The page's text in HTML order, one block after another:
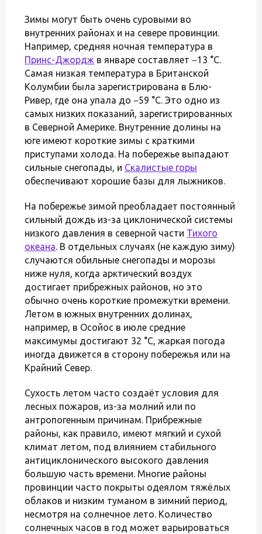
Зимы могут быть очень суровыми во
внутренних районах и на севере провинции.
Например, средняя ночная температура в
Принс-Джордж в январе составляет −13 °C.
Самая низкая температура в Британской
Колумбии была зарегистрирована в Блю-
Ривер, где она упала до −59 °C. Это одно из
самых низких показаний, зарегистрированных
в Северной Америке. Внутренние долины на
юге имеют короткие зимы с краткими
приступами холода. На побережье выпадают
сильные снегопады, и Скалистые горы
обеспечивают хорошие базы для лыжников.
На побережье зимой преобладает постоянный
сильный дождь из-за циклонической системы
низкого давления в северной части Тихого
океана. В отдельных случаях (не каждую зиму)
случаются обильные снегопады и морозы
ниже нуля, когда арктический воздух
достигает прибрежных районов, но это
обычно очень короткие промежутки времени.
Летом в южных внутренних долинах,
например, в Осойос в июле средние
максимумы достигают 32 °C, жаркая погода
иногда движется в сторону побережья или на
Крайний Север.
Сухость летом часто создаёт условия для
лесных пожаров, из-за молний или по
антропогенным причинам. Прибрежные
районы, как правило, имеют мягкий и сухой
климат летом, под влиянием стабильного
антициклонического высокого давления
большую часть времени. Многие районы
провинции часто покрыты одеялом тяжёлых
облаков и низким туманом в зимний период,
несмотря на солнечное лето. Количество
солнечных часов в год может варьироваться